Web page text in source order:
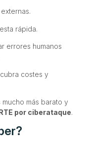
rápida.
errores humanos
costes y
más barato y
por ciberataque.